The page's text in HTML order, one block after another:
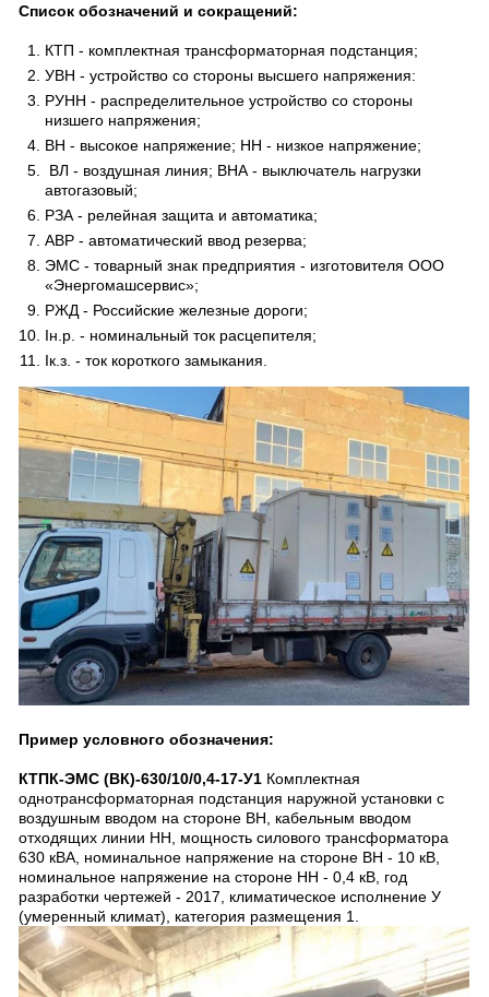
Список обозначений и сокращений:
КТП - комплектная трансформаторная подстанция;
УВН - устройство со стороны высшего напряжения:
РУНН - распределительное устройство со стороны
низшего напряжения;
ВН - высокое напряжение; НН - низкое напряжение;
ВЛ - воздушная линия; ВНА - выключатель нагрузки
автогазовый;
РЗА - релейная защита и автоматика;
АВР - автоматический ввод резерва;
ЭМС - товарный знак предприятия - изготовителя ООО
«Энергомашсервис»;
РЖД - Российские железные дороги;
Iн.р. - номинальный ток расцепителя;
Iк.з. - ток короткого замыкания.
Пример условного обозначения:
КТПК-ЭМС (ВК)-630/10/0,4-17-У1 Комплектная
однотрансформаторная подстанция наружной установки с
воздушным вводом на стороне ВН, кабельным вводом
отходящих линии НН, мощность силового трансформатора
630 кВА, номинальное напряжение на стороне ВН - 10 кВ,
номинальное напряжение на стороне НН - 0,4 кВ, год
разработки чертежей - 2017, климатическое исполнение У
(умеренный климат), категория размещения 1.